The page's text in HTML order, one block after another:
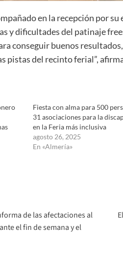
en la recepción por
y dificultades del patinaje
conseguir buenos
pistas del recinto ferial”,
Fiesta con alma para 500
31 asociaciones para la
en la Feria más inclusiva
agosto 26, 2025
En «Almería»
de las afectaciones al
el fin de semana y el